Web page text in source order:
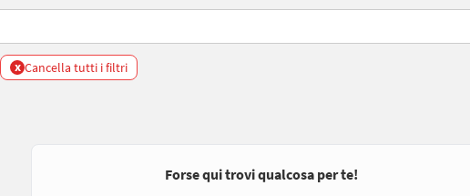
x Cancella tutti i filtri
Forse qui trovi qualcosa per te!